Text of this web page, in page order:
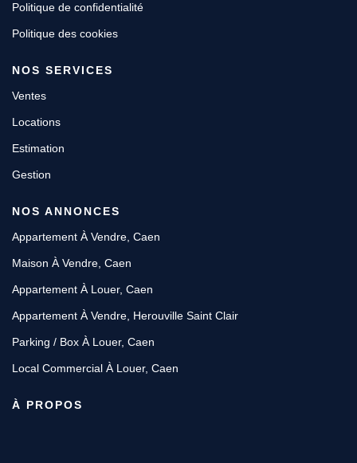
Politique de confidentialité
Politique des cookies
NOS SERVICES
Ventes
Locations
Estimation
Gestion
NOS ANNONCES
Appartement À Vendre, Caen
Maison À Vendre, Caen
Appartement À Louer, Caen
Appartement À Vendre, Herouville Saint Clair
Parking / Box À Louer, Caen
Local Commercial À Louer, Caen
À PROPOS